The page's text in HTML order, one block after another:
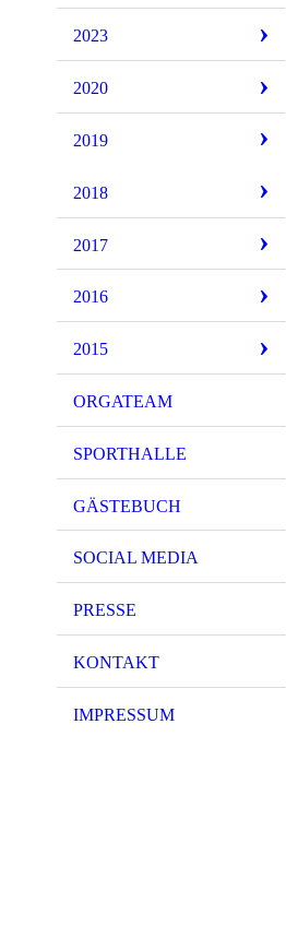
2023
2020
2019
2018
2017
2016
2015
ORGATEAM
SPORTHALLE
GÄSTEBUCH
SOCIAL MEDIA
PRESSE
KONTAKT
IMPRESSUM